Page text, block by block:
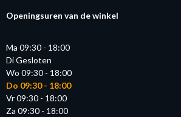
Openingsuren van de winkel
Ma 09:30 - 18:00
Di Gesloten
Wo 09:30 - 18:00
Do 09:30 - 18:00
Vr 09:30 - 18:00
Za 09:30 - 18:00